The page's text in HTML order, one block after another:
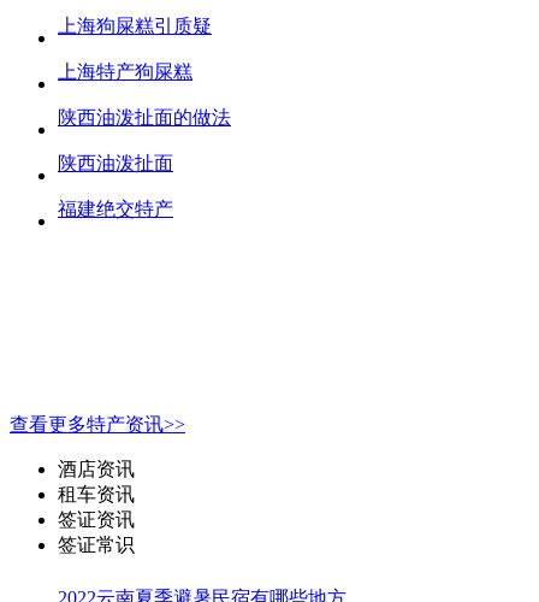
上海狗屎糕引质疑
上海特产狗屎糕
陕西油泼扯面的做法
陕西油泼扯面
福建绝交特产
查看更多特产资讯>>
酒店资讯
租车资讯
签证资讯
签证常识
2022云南夏季避暑民宿有哪些地方